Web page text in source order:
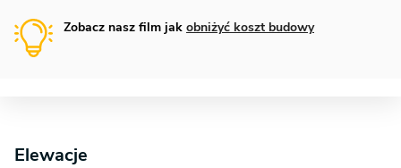
Zobacz nasz film jak obniżyć koszt budowy
Elewacje